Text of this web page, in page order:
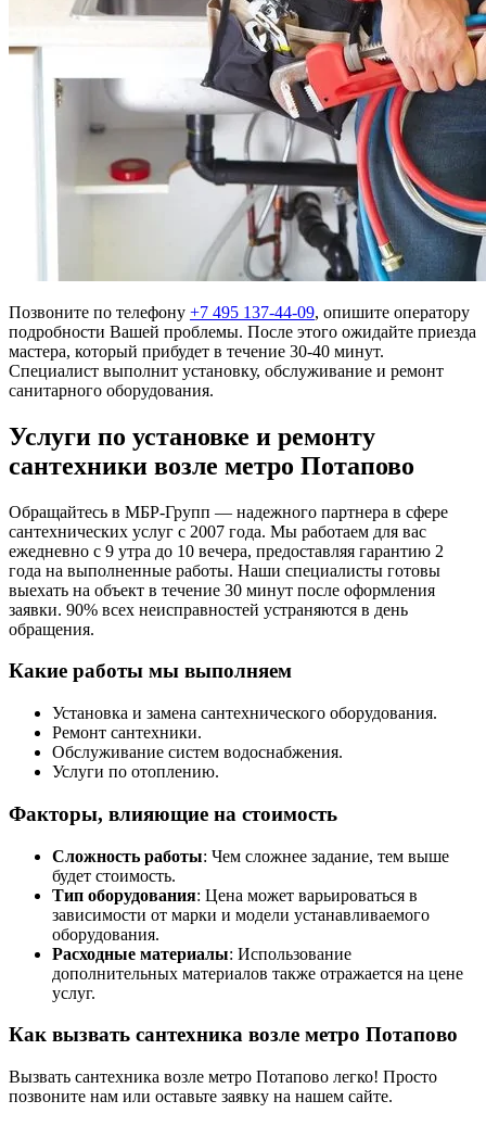
Позвоните по телефону +7 495 137-44-09, опишите оператору
подробности Вашей проблемы. После этого ожидайте приезда
мастера, который прибудет в течение 30-40 минут.
Специалист выполнит установку, обслуживание и ремонт
санитарного оборудования.
Услуги по установке и ремонту
сантехники возле метро Потапово
Обращайтесь в МБР-Групп — надежного партнера в сфере
сантехнических услуг с 2007 года. Мы работаем для вас
ежедневно с 9 утра до 10 вечера, предоставляя гарантию 2
года на выполненные работы. Наши специалисты готовы
выехать на объект в течение 30 минут после оформления
заявки. 90% всех неисправностей устраняются в день
обращения.
Какие работы мы выполняем
Установка и замена сантехнического оборудования.
Ремонт сантехники.
Обслуживание систем водоснабжения.
Услуги по отоплению.
Факторы, влияющие на стоимость
Сложность работы: Чем сложнее задание, тем выше
будет стоимость.
Тип оборудования: Цена может варьироваться в
зависимости от марки и модели устанавливаемого
оборудования.
Расходные материалы: Использование
дополнительных материалов также отражается на цене
услуг.
Как вызвать сантехника возле метро Потапово
Вызвать сантехника возле метро Потапово легко! Просто
позвоните нам или оставьте заявку на нашем сайте.